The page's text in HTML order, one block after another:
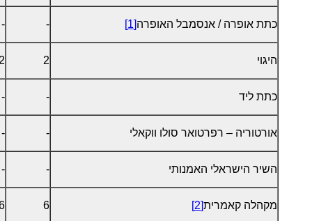
כתת אופרה / אנסמבל האופרה[1]
-
-
היגוי 2
כתת ליד -
-
אורטוריה – רפרטואר סולו ווקאלי -
-
השיר הישראלי האמנותי -
-
מקהלה קאמרית[2]
6